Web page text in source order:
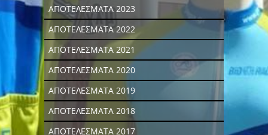
ΑΠΟΤΕΛΕΣΜΑΤΑ 2023
ΑΠΟΤΕΛΕΣΜΑΤΑ 2022
ΑΠΟΤΕΛΕΣΜΑΤΑ 2021
ΑΠΟΤΕΛΕΣΜΑΤΑ 2020
ΑΠΟΤΕΛΕΣΜΑΤΑ 2019
ΑΠΟΤΕΛΕΣΜΑΤΑ 2018
ΑΠΟΤΕΛΕΣΜΑΤΑ 2017